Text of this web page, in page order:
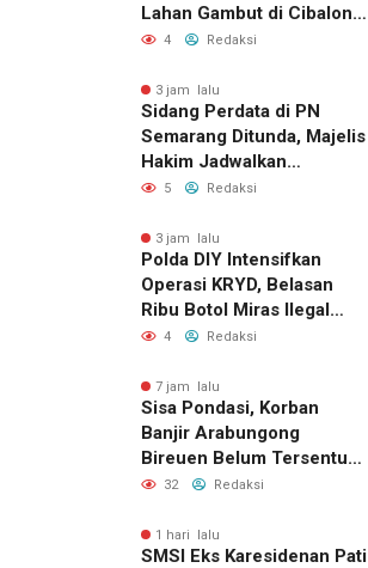
Lahan Gambut di Cibalong,
Permukiman Warga
4 Redaksi
3 jam lalu
Sidang Perdata di PN
Semarang Ditunda, Majelis
Hakim Jadwalkan
Pemanggilan Ulang BPR
5 Redaksi
3 jam lalu
Polda DIY Intensifkan
Operasi KRYD, Belasan
Ribu Botol Miras Ilegal
Berhasil Diamankan
4 Redaksi
7 jam lalu
Sisa Pondasi, Korban
Banjir Arabungong
Bireuen Belum Tersentuh
Bantuan Pascabencana
32 Redaksi
1 hari lalu
SMSI Eks Karesidenan Pati